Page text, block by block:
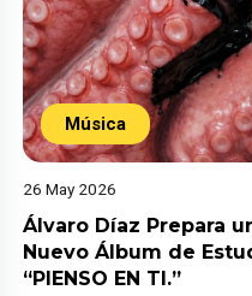
Música
26 May 2026
Álvaro Díaz Prepara
Nuevo Álbum de
“PIENSO EN TI.”